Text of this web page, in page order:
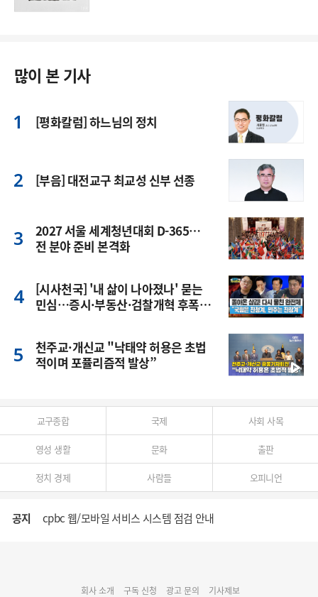
많이 본 기사
[평화칼럼] 하느님의 정치
[부음] 대전교구 최교성 신부 선종
2027 서울 세계청년대회 D-365…
전 분야 준비 본격화
[시사천국] '내 삶이 나아졌나' 묻는
민심…증시·부동산·검찰개혁 후폭
천주교·개신교 "낙태약 허용은 초법
적이며 포퓰리즘적 발상”
교구종합 국제 사회 사목
영성 생활 문화 출판
정치 경제 사람들 오피니언
공지 cpbc 웹/모바일 서비스 시스템 점검 안내
회사 소개 구독 신청 광고 문의 기사제보